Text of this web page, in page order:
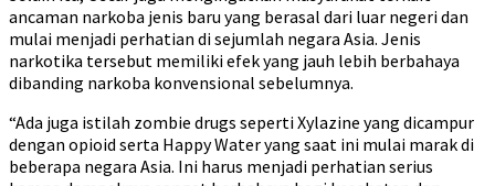
ancaman narkoba jenis baru yang berasal dari luar negeri dan
mulai menjadi perhatian di sejumlah negara Asia. Jenis
narkotika tersebut memiliki efek yang jauh lebih berbahaya
dibanding narkoba konvensional sebelumnya.
“Ada juga istilah zombie drugs seperti Xylazine yang dicampur
dengan opioid serta Happy Water yang saat ini mulai marak di
beberapa negara Asia. Ini harus menjadi perhatian serius